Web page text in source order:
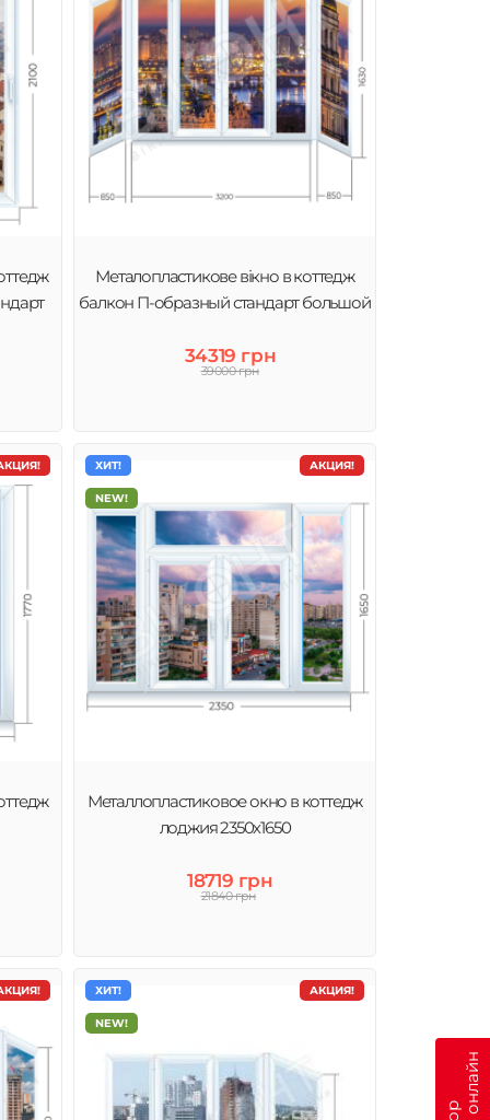
Металопластикове вікно в коттедж
балкон П-образный стандарт большой
34319 грн
39000 грн
АКЦИЯ!
ХИТ!
NEW!
Металлопластиковое окно в коттедж
лоджия 2350х1650
18719 грн
21840 грн
АКЦИЯ!
ХИТ!
NEW!